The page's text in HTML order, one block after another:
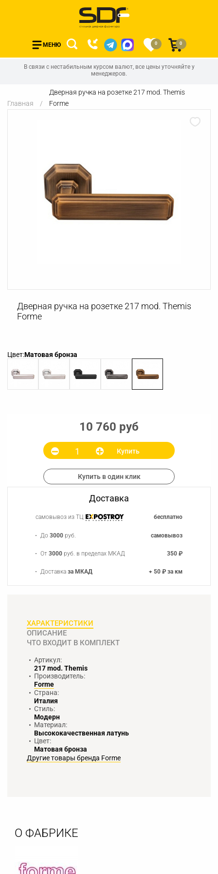
МЕНЮ 0 0
В связи с нестабильным курсом валют, все цены уточняйте у
менеджеров.
Главная
Дверная ручка на розетке 217 mod. Themis
Forme
Дверная ручка на розетке 217 mod. Themis
Forme
Цвет:Матовая бронза
10 760 руб
Купить
Купить в один клик
Доставка
самовывоз из ТЦ бесплатно
До3000 руб. самовывоз
От3000 руб. в пределах МКАД 350 ₽
Доставказа МКАД + 50 ₽ за км
ХАРАКТЕРИСТИКИ
ОПИСАНИЕ
ЧТО ВХОДИТ В КОМПЛЕКТ
Артикул:
217 mod. Themis
Производитель:
Forme
Страна:
Италия
Стиль:
Модерн
Материал:
Высококачественная латунь
Цвет:
Матовая бронза
Другие товары бренда Forme
О ФАБРИКЕ